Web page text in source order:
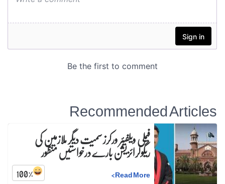
Recommended Articles
فیملی ویلفیئر ورکرز سمیت دیگر ملازمین کی
ریگولرائزیشن بارے درخواستیں منظور
Read More
>
100%